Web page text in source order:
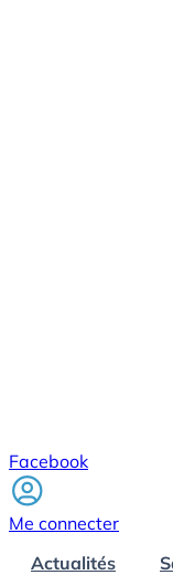
Facebook
Me connecter
Actualités